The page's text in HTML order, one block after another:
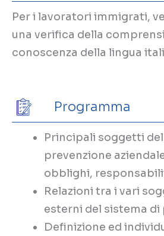
Per i lavoratori immigrati,
una verifica della
conoscenza della lingua
Programma
Principali soggetti
prevenzione
obblighi,
Relazioni tra i vari
esterni del sistema di
Definizione ed